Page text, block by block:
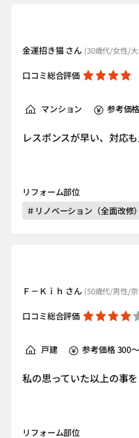
金運招き猫 さん (30歳代/女性/大
口コミ総合評価
マンション 参考価
レスポンスが早い、対応
リフォーム部位
＃リノベーション（全面改修）
Ｆ－Ｋｉｈ さん (50歳代/男性/奈
口コミ総合評価
戸建 参考価格 300
私の思っていた以上の事
リフォーム部位